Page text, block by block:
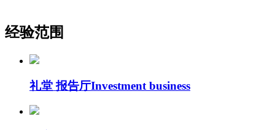
经验范围
礼堂 报告厅Investment business